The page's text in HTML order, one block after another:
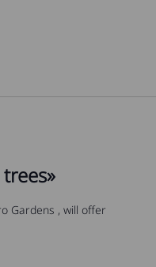
Gardens , will offer